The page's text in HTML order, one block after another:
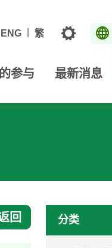
ENG 繁 主题
参与 最新消息
回 分类